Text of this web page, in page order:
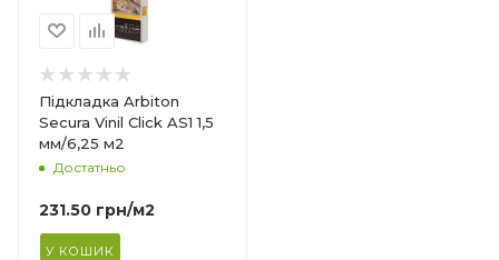
Підкладка Arbiton
Secura Vinil Click AS1 1,5
мм/6,25 м2
Достатньо
231.50 грн/м2
У КОШИК